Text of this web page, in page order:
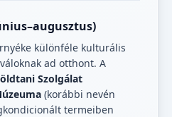
különféle kulturális
ad otthont. A
Szolgálat
(korábbi nevén
termeiben